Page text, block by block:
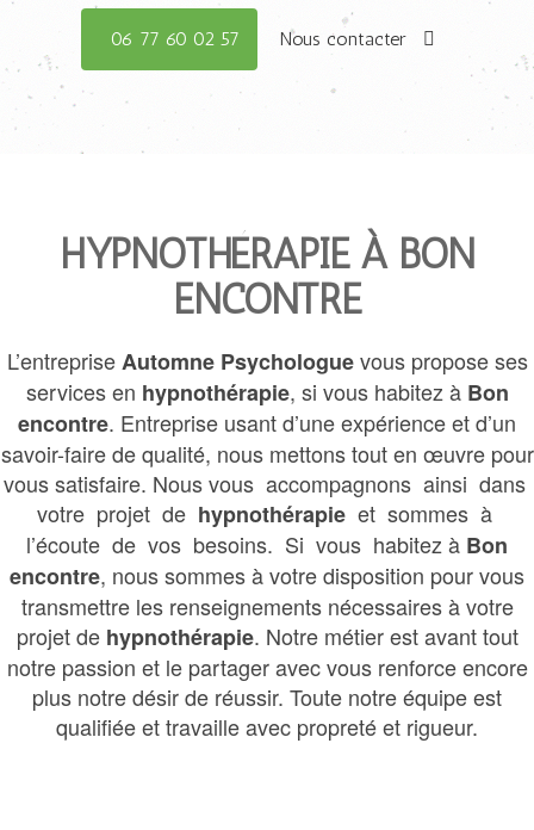
06 77 60 02 57 Nous contacter
HYPNOTHÉRAPIE À BON
ENCONTRE
L’entrepriseAutomne Psychologuevous propose ses
services en hypnothérapie, si vous habitez à Bon
encontre. Entreprise usant d’une expérience et d’un
savoir-faire de qualité, nous mettons tout en œuvre pour
vous satisfaire. Nous vous accompagnons ainsi dans
votre projet de hypnothérapieet sommes à
l’écoute de vos besoins. Si vous habitez à Bon
encontre, nous sommes à votre disposition pour vous
transmettre les renseignements nécessaires à votre
projet de hypnothérapie. Notre métier est avant tout
notre passion et le partager avec vous renforce encore
plus notre désir de réussir. Toute notre équipe est
qualifiée et travaille avec propreté et rigueur.